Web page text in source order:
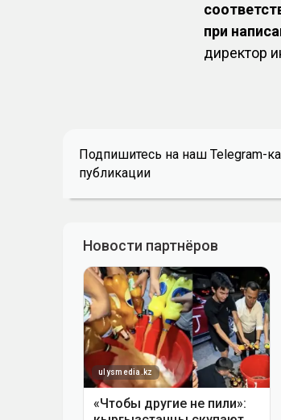
при
директор
Подпишитесь на наш Telegram-
публикации